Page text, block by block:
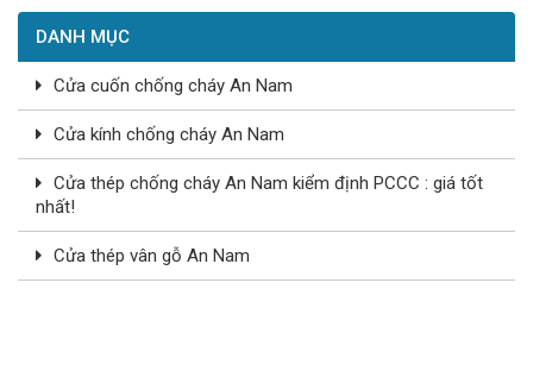
DANH MỤC
Cửa cuốn chống cháy An Nam
Cửa kính chống cháy An Nam
Cửa thép chống cháy An Nam kiểm định PCCC : giá tốt
nhất!
Cửa thép vân gỗ An Nam